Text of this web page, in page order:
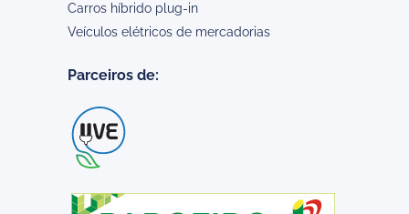
Carros híbrido plug-in
Veículos elétricos de mercadorias
Parceiros de: